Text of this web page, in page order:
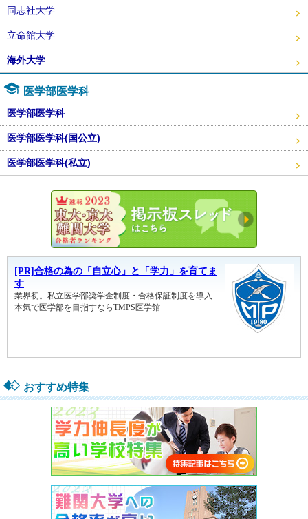
同志社大学
立命館大学
海外大学
医学部医学科
医学部医学科
医学部医学科(国公立)
医学部医学科(私立)
おすすめ特集